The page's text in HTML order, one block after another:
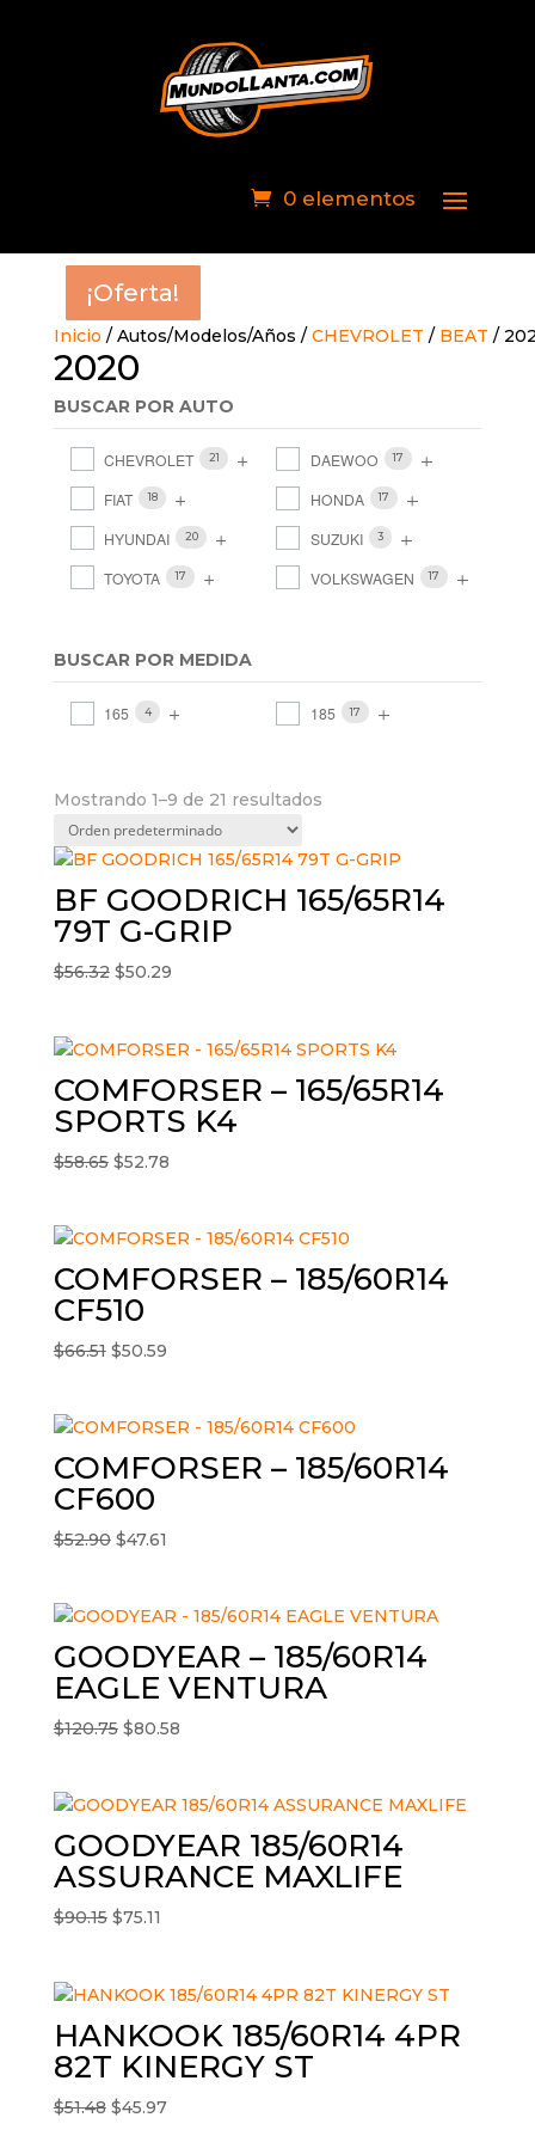
0 elementos
Inicio / Autos/Modelos/Años / CHEVROLET / BEAT /
2020
BUSCAR POR AUTO
CHEVROLET 21 DAEWOO 17
FIAT 18 HONDA 17
HYUNDAI 20 SUZUKI 3
TOYOTA 17 VOLKSWAGEN 17
BUSCAR POR MEDIDA
165 4 185 17
Mostrando 1–9 de 21 resultados
¡Oferta!
BF GOODRICH 165/65R14
79T G-GRIP
$56.32 El
era:
$56.32.
$50.29El
es:
$50.29.
¡Oferta!
COMFORSER – 165/65R14
SPORTS K4
$58.65 El
era:
$58.65.
$52.78El
es:
$52.78.
¡Oferta!
COMFORSER – 185/60R14
CF510
$66.51 El
era:
$66.51.
$50.59El
es:
$50.59.
¡Oferta!
COMFORSER – 185/60R14
CF600
$52.90 El
era:
$52.90.
$47.61
es:
$47.61.
¡Oferta!
GOODYEAR – 185/60R14
EAGLE VENTURA
$120.75 El
era:
$120.75.
$80.58El
es:
$80.58.
¡Oferta!
GOODYEAR 185/60R14
ASSURANCE MAXLIFE
$90.15 El
era:
$90.15.
$75.11
es:
$75.11.
¡Oferta!
HANKOOK 185/60R14 4PR
82T KINERGY ST
$51.48 El
$45.97El
¡Oferta!
¡Oferta!